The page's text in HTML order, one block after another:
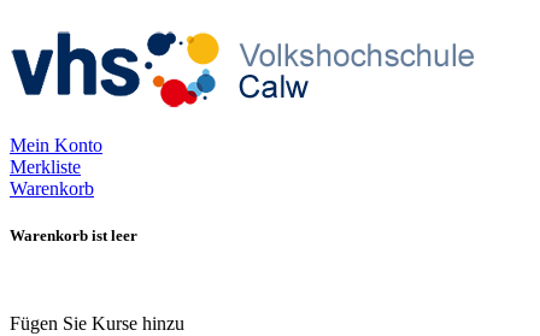
Mein Konto
Merkliste
Warenkorb
Warenkorb ist leer
Fügen Sie Kurse hinzu